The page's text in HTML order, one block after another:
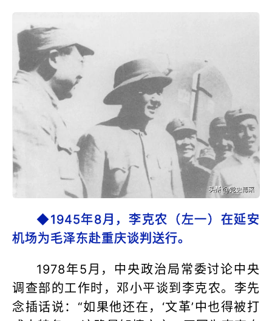
◆1945年8月，李克农（左一）在延安
机场为毛泽东赴重庆谈判送行。
1978年5月，中央政治局常委讨论中央
调查部的工作时，邓小平谈到李克农。李先
念插话说：“如果他还在，‘文革’中也得被打